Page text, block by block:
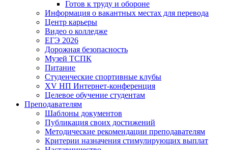
Готов к труду и обороне
Информация о вакантных местах для перевода
Центр карьеры
Видео о колледже
ЕГЭ 2026
Дорожная безопасность
Музей ТСПК
Питание
Студенческие спортивные клубы
XV НП Интернет-конференция
Целевое обучение студентам
Преподавателям
Шаблоны документов
Публикация своих достижений
Методические рекомендации преподавателям
Критерии назначения стимулирующих выплат